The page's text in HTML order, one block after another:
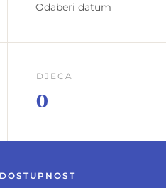
Odaberi datum
DJECA